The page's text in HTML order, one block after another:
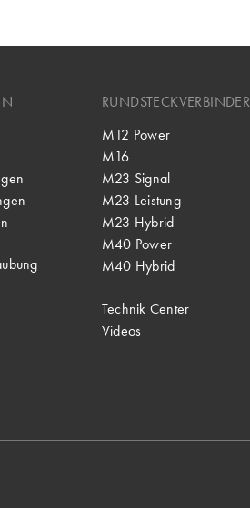
RUNDSTECKVERBINDER
M12 Power
M16
M23 Signal
M23 Leistung
M23 Hybrid
M40 Power
M40 Hybrid
Technik Center
Videos